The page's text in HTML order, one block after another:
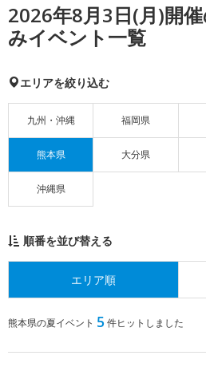
2026年8月3日(月)開
みイベント一覧
エリアを絞り込む
九州・沖縄 福岡県
熊本県 大分県
沖縄県
順番を並び替える
エリア順
熊本県の夏イベント 5 件ヒットしました